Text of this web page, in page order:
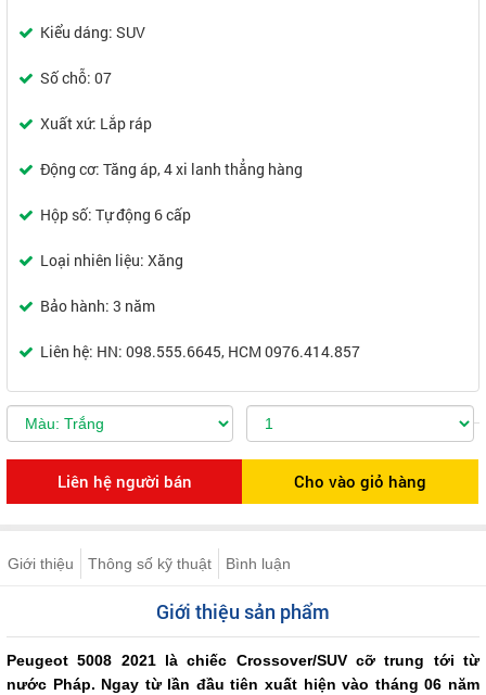
Kiểu dáng: SUV
Số chỗ: 07
Xuất xứ: Lắp ráp
Động cơ: Tăng áp, 4 xi lanh thẳng hàng
Hộp số: Tự động 6 cấp
Loại nhiên liệu: Xăng
Bảo hành: 3 năm
Liên hệ: HN: 098.555.6645, HCM 0976.414.857
Giới thiệu Thông số kỹ thuật Bình luận
Giới thiệu sản phẩm
Peugeot 5008 2021 là chiếc Crossover/SUV cỡ trung tới từ
nước Pháp. Ngay từ lần đầu tiên xuất hiện vào tháng 06 năm